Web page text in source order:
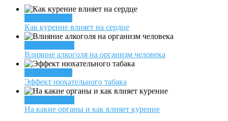
Как курение влияет на сердце
Влияние алкоголя на организм человека
Эффект нюхательного табака
На какие органы и как влияет курение